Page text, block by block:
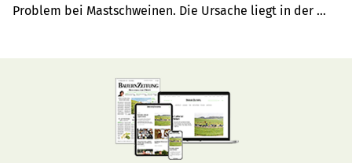
Problem bei Mastschweinen. Die Ursache liegt in der